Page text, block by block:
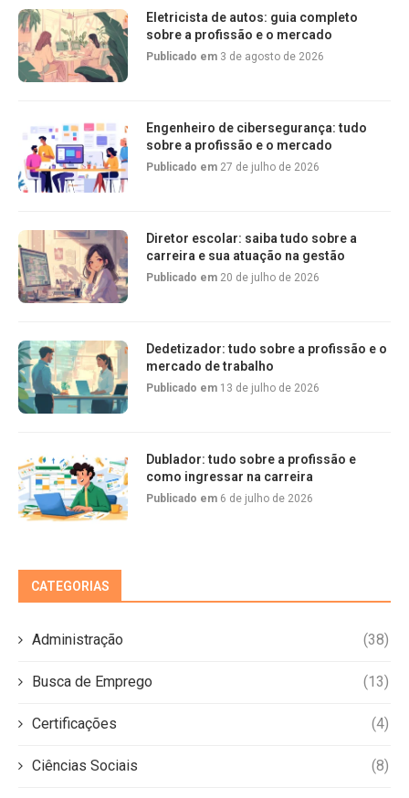
Eletricista de autos: guia completo
sobre a profissão e o mercado
Publicado em 3 de agosto de 2026
Engenheiro de cibersegurança: tudo
sobre a profissão e o mercado
Publicado em 27 de julho de 2026
Diretor escolar: saiba tudo sobre a
carreira e sua atuação na gestão
Publicado em 20 de julho de 2026
Dedetizador: tudo sobre a profissão e o
mercado de trabalho
Publicado em 13 de julho de 2026
Dublador: tudo sobre a profissão e
como ingressar na carreira
Publicado em 6 de julho de 2026
CATEGORIAS
Administração (38)
Busca de Emprego (13)
Certificações (4)
Ciências Sociais (8)